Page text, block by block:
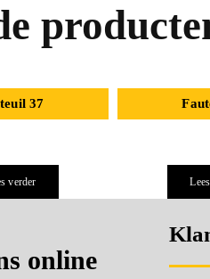
37
verder
online